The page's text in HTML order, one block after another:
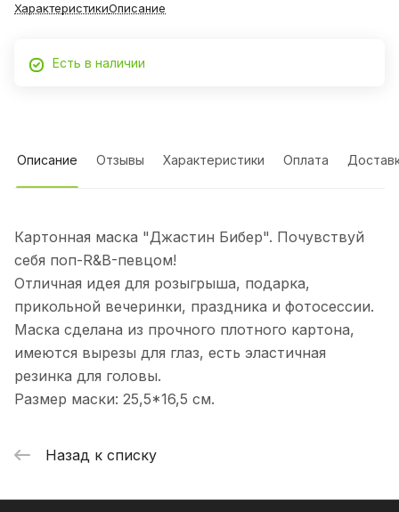
ХарактеристикиОписание
Есть в наличии
Описание Отзывы Характеристики Оплата
Картонная маска "Джастин Бибер". Почувствуй
себя поп-R&B-певцом!
Отличная идея для розыгрыша, подарка,
прикольной вечеринки, праздника и фотосессии.
Маска сделана из прочного плотного картона,
имеются вырезы для глаз, есть эластичная
резинка для головы.
Размер маски: 25,5*16,5 см.
Назад к списку